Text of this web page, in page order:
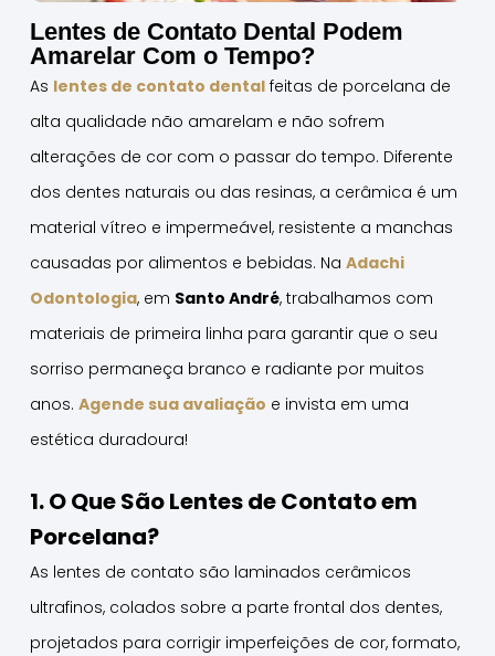
Lentes de Contato Dental Podem
Amarelar Com o Tempo?
As lentes de contato dentalfeitas de porcelana de
alta qualidade não amarelam e não sofrem
alterações de cor com o passar do tempo. Diferente
dos dentes naturais ou das resinas, a cerâmica é um
material vítreo e impermeável, resistente a manchas
causadas por alimentos e bebidas. Na Adachi
Odontologia, em Santo André, trabalhamos com
materiais de primeira linha para garantir que o seu
sorriso permaneça branco e radiante por muitos
anos. Agende sua avaliação e invista em uma
estética duradoura!
1. O Que São Lentes de Contato em
Porcelana?
As lentes de contato são laminados cerâmicos
ultrafinos, colados sobre a parte frontal dos dentes,
projetados para corrigir imperfeições de cor, formato,